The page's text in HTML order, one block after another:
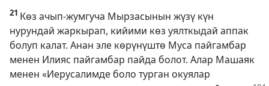
21 Көз ачып-жумгуча Мырзасынын жүзү күн
нурундай жаркырап, кийими көз уялткыдай аппак
болуп калат. Анан эле көрүнүштө Муса пайгамбар
менен Илияс пайгамбар пайда болот. Алар Машаяк
менен «Иерусалимде боло турган окуялар